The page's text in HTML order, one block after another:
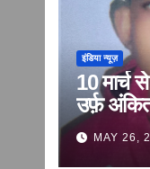
इंडिया न्यूज़
10 मार्च
उर्फ़
लगा
बरामदगी
MAY 26,